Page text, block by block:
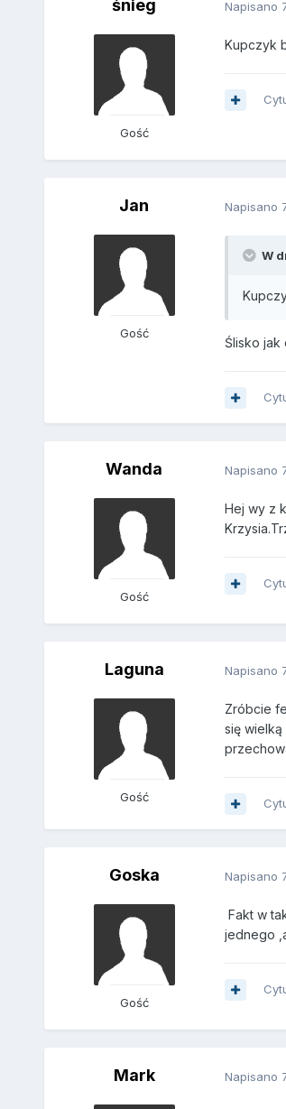
śnieg
Gość
Napisano
Kupczyk
Jan
Gość
Napisano
W
Ślisko
Wanda
Gość
Napisano
Hej wy z
Laguna
Gość
Napisano
Zróbcie
się
Goska
Gość
Napisano
Fakt w
jednego
Mark Napisano